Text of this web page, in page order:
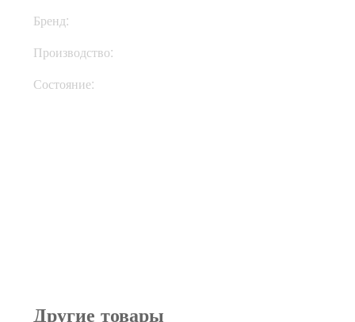
Бренд:
Производство:
Состояние:
Другие товары